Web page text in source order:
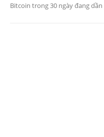
Bitcoin trong 30 ngày đang